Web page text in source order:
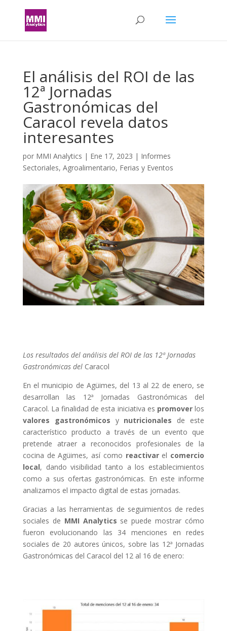
El análisis del ROI de las
12ª Jornadas
Gastronómicas del
Caracol revela datos
interesantes
por MMI Analytics | Ene 17, 2023 | Informes
Sectoriales, Agroalimentario, Ferias y Eventos
Los resultados del análisis del ROI de las 12ª Jornadas
Gastronómicas delCaracol
En el municipio de Agüimes, del 13 al 22 de enero, se
desarrollan las 12ª Jornadas Gastronómicas del
Caracol. La finalidad de esta iniciativa es promover los
valores gastronómicos y nutricionales de este
característico producto a través de un evento que
pretende atraer a reconocidos profesionales de la
cocina de Agüimes, así como reactivarel comercio
local, dando visibilidad tanto a los establecimientos
como a sus ofertas gastronómicas. En este informe
analizamos el impacto digital de estas jornadas.
Gracias a las herramientas de seguimientos de redes
sociales de MMI Analytics se puede mostrar cómo
fueron evolucionando las 34 menciones en redes
sociales de 20 autores únicos, sobre las 12ª Jornadas
Gastronómicas del Caracol del 12 al 16 de enero: